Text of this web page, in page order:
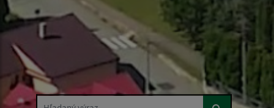
Hľadaný výraz...